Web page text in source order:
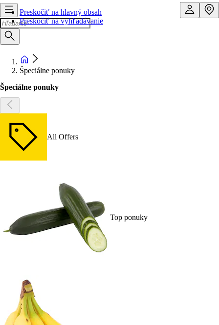
Preskočiť na hlavný obsah
Preskočiť na vyhľadávanie
Špeciálne ponuky
Špeciálne ponuky
All Offers
Top ponuky